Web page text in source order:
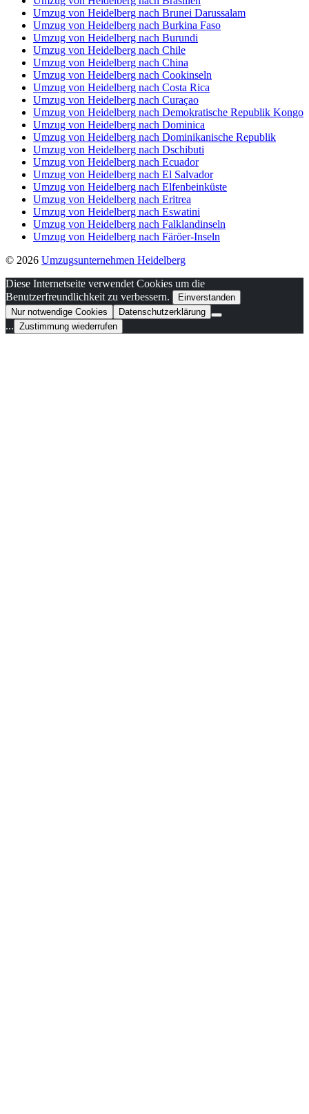
Umzug von Heidelberg nach Brunei Darussalam
Umzug von Heidelberg nach Burkina Faso
Umzug von Heidelberg nach Burundi
Umzug von Heidelberg nach Chile
Umzug von Heidelberg nach China
Umzug von Heidelberg nach Cookinseln
Umzug von Heidelberg nach Costa Rica
Umzug von Heidelberg nach Curaçao
Umzug von Heidelberg nach Demokratische Republik Kongo
Umzug von Heidelberg nach Dominica
Umzug von Heidelberg nach Dominikanische Republik
Umzug von Heidelberg nach Dschibuti
Umzug von Heidelberg nach Ecuador
Umzug von Heidelberg nach El Salvador
Umzug von Heidelberg nach Elfenbeinküste
Umzug von Heidelberg nach Eritrea
Umzug von Heidelberg nach Eswatini
Umzug von Heidelberg nach Falklandinseln
Umzug von Heidelberg nach Färöer-Inseln
© 2026 Umzugsunternehmen Heidelberg
Diese Internetseite verwendet Cookies um die
Benutzerfreundlichkeit zu verbessern.
Einverstanden
Nur notwendige Cookies
Datenschutzerklärung
... Zustimmung wiederrufen